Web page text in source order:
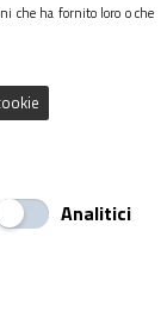
Milano
che ha fornito loro o che
Analitici